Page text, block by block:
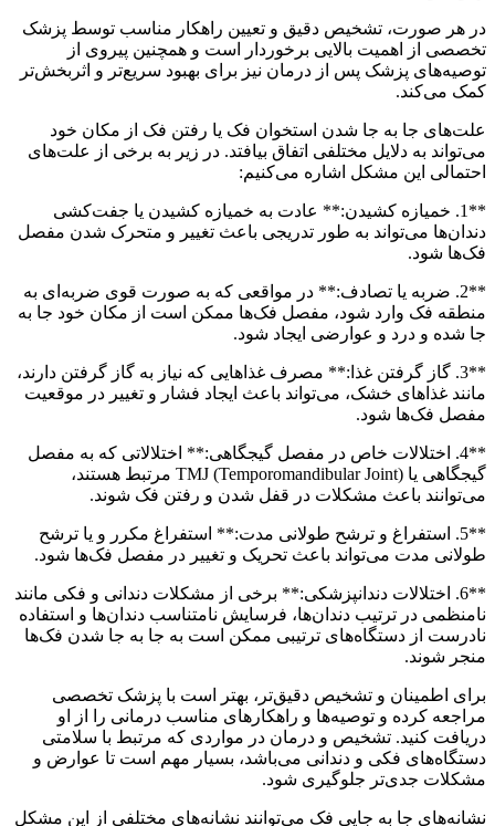
در هر صورت، تشخیص دقیق و تعیین راهکار مناسب توسط پزشک
تخصصی از اهمیت بالایی برخوردار است و همچنین پیروی از
توصیه‌های پزشک پس از درمان نیز برای بهبود سریع‌تر و اثربخش‌تر
کمک می‌کند.
علت‌های جا به جا شدن استخوان فک یا رفتن فک از مکان خود
می‌تواند به دلایل مختلفی اتفاق بیافتد. در زیر به برخی از علت‌های
احتمالی این مشکل اشاره می‌کنیم:
**1. خمیازه کشیدن:** عادت به خمیازه کشیدن یا جفت‌کشی
دندان‌ها می‌تواند به طور تدریجی باعث تغییر و متحرک شدن مفصل
فک‌ها شود.
**2. ضربه یا تصادف:** در مواقعی که به صورت قوی ضربه‌ای به
منطقه فک وارد شود، مفصل فک‌ها ممکن است از مکان خود جا به
جا شده و درد و عوارضی ایجاد شود.
**3. گاز گرفتن غذا:** مصرف غذاهایی که نیاز به گاز گرفتن دارند،
مانند غذاهای خشک، می‌تواند باعث ایجاد فشار و تغییر در موقعیت
مفصل فک‌ها شود.
**4. اختلالات خاص در مفصل گیجگاهی:** اختلالاتی که به مفصل
گیجگاهی یا TMJ (Temporomandibular Joint) مرتبط هستند،
می‌توانند باعث مشکلات در قفل شدن و رفتن فک شوند.
**5. استفراغ و ترشح طولانی مدت:** استفراغ مکرر و یا ترشح
طولانی مدت می‌تواند باعث تحریک و تغییر در مفصل فک‌ها شود.
**6. اختلالات دندانپزشکی:** برخی از مشکلات دندانی و فکی مانند
نامنظمی در ترتیب دندان‌ها، فرسایش نامتناسب دندان‌ها و استفاده
نادرست از دستگاه‌های ترتیبی ممکن است به جا به جا شدن فک‌ها
منجر شوند.
برای اطمینان و تشخیص دقیق‌تر، بهتر است با پزشک تخصصی
مراجعه کرده و توصیه‌ها و راهکارهای مناسب درمانی را از او
دریافت کنید. تشخیص و درمان در مواردی که مرتبط با سلامتی
دستگاه‌های فکی و دندانی می‌باشد، بسیار مهم است تا عوارض و
مشکلات جدی‌تر جلوگیری شود.
نشانه‌های جا به جایی فک می‌توانند نشانه‌های مختلفی از این مشکل